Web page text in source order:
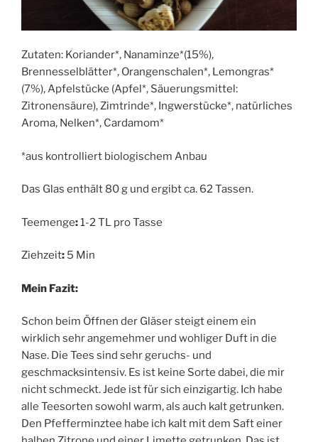
Zutaten: Koriander*, Nanaminze*(15%),
Brennesselblätter*, Orangenschalen*, Lemongras*
(7%), Apfelstücke (Apfel*, Säuerungsmittel:
Zitronensäure), Zimtrinde*, Ingwerstücke*, natürliches
Aroma, Nelken*, Cardamom*
*aus kontrolliert biologischem Anbau
Das Glas enthält 80 g und ergibt ca. 62 Tassen.
Teemenge:1-2 TL pro Tasse
Ziehzeit: 5 Min
Mein Fazit:
Schon beim Öffnen der Gläser steigt einem ein
wirklich sehr angemehmer und wohliger Duft in die
Nase. Die Tees sind sehr geruchs- und
geschmacksintensiv. Es ist keine Sorte dabei, die mir
nicht schmeckt. Jede ist für sich einzigartig. Ich habe
alle Teesorten sowohl warm, als auch kalt getrunken.
Den Pfefferminztee habe ich kalt mit dem Saft einer